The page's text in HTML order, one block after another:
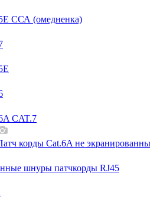
ССА (омедненка)
CAT.7
корды Cat.6A не
шнуры патчкорды RJ45